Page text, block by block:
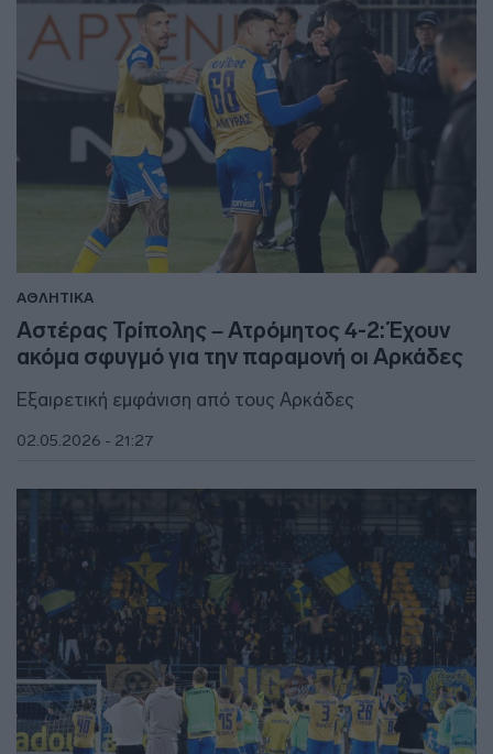
ΑΘΛΗΤΙΚΑ
Αστέρας Τρίπολης – Ατρόμητος 4-2: Έχουν
ακόμα σφυγμό για την παραμονή οι Αρκάδες
Εξαιρετική εμφάνιση από τους Αρκάδες
02.05.2026 - 21:27